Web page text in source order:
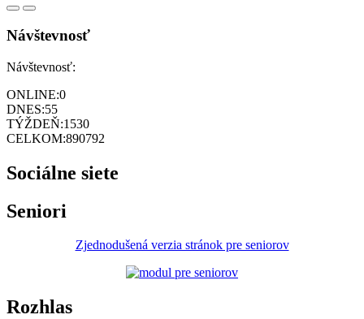
Návštevnosť
Návštevnosť:
ONLINE:0
DNES:55
TÝŽDEŇ:1530
CELKOM:890792
Sociálne siete
Seniori
Zjednodušená verzia stránok pre seniorov
Rozhlas